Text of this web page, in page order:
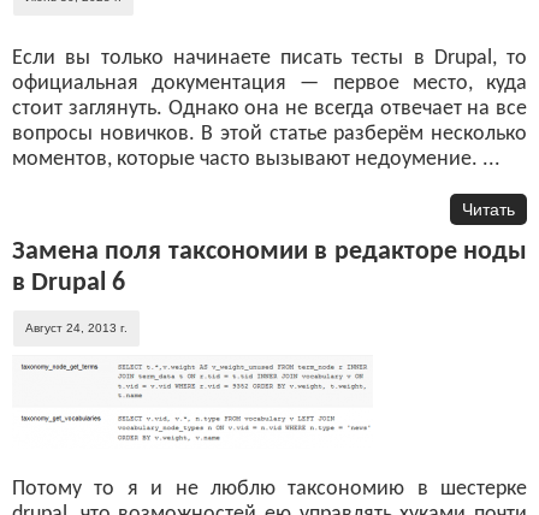
Если вы только начинаете писать тесты в Drupal, то
официальная документация — первое место, куда
стоит заглянуть. Однако она не всегда отвечает на все
вопросы новичков. В этой статье разберём несколько
моментов, которые часто вызывают недоумение. ...
Читать
Замена поля таксономии в редакторе ноды
в Drupal 6
Август 24, 2013 г.
Потому то я и не люблю таксономию в шестерке